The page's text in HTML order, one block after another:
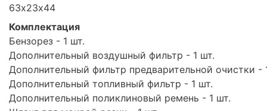
63х23х44
Комплектация
Бензорез - 1 шт.
Дополнительный воздушный фильтр - 1 шт.
Дополнительный фильтр предварительной очистки -
Дополнительный топливный фильтр - 1 шт.
Дополнительный поликлиновый ремень - 1 шт.